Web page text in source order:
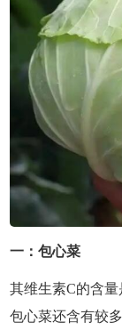
一：包心菜
其维生素C的含量
包心菜还含有较